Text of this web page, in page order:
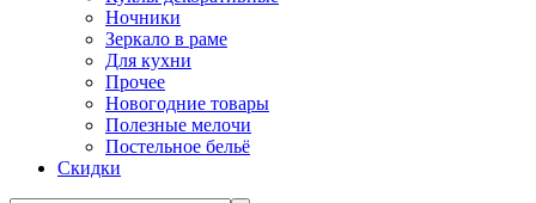
Ночники
Зеркало в раме
Для кухни
Прочее
Новогодние товары
Полезные мелочи
Постельное бельё
Скидки